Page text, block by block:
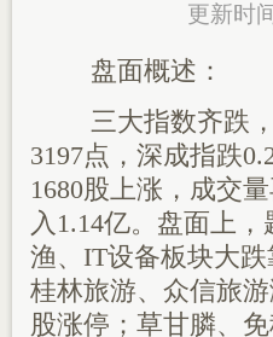
更新时
盘面概述：
三大指数齐跌，
3197点，深成指跌
1680股上涨，成交
入1.14亿。盘面上
渔、IT设备板块大
桂林旅游、众信旅
股涨停；草甘膦、